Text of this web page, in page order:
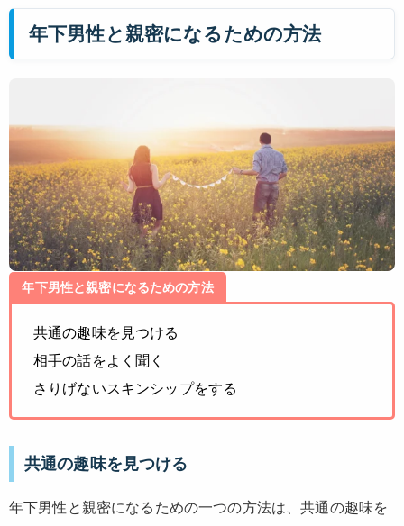
年下男性と親密になるための方法
年下男性と親密になるための方法
共通の趣味を見つける
相手の話をよく聞く
さりげないスキンシップをする
共通の趣味を見つける
年下男性と親密になるための一つの方法は、共通の趣味を